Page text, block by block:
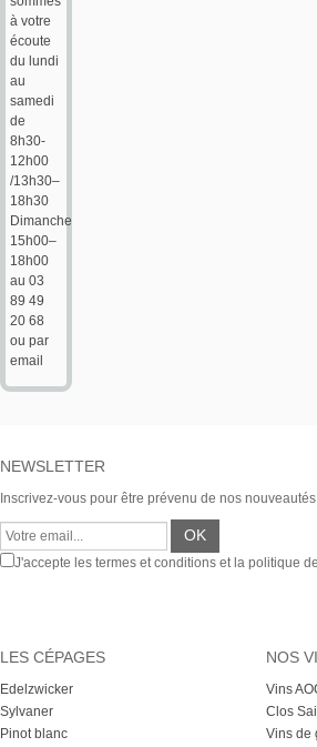
à votre
écoute
du lundi
au
samedi
de
8h30-
12h00
/13h30–
18h30
Dimanche
15h00–
18h00
au 03
89 49
20 68
ou par
email
NEWSLETTER
Inscrivez-vous pour être prévenu de nos
J'accepte les termes et conditions et la politique
LES CÉPAGES
Edelzwicker
Sylvaner
Pinot blanc
NOS
Vins
Clos
Vins de